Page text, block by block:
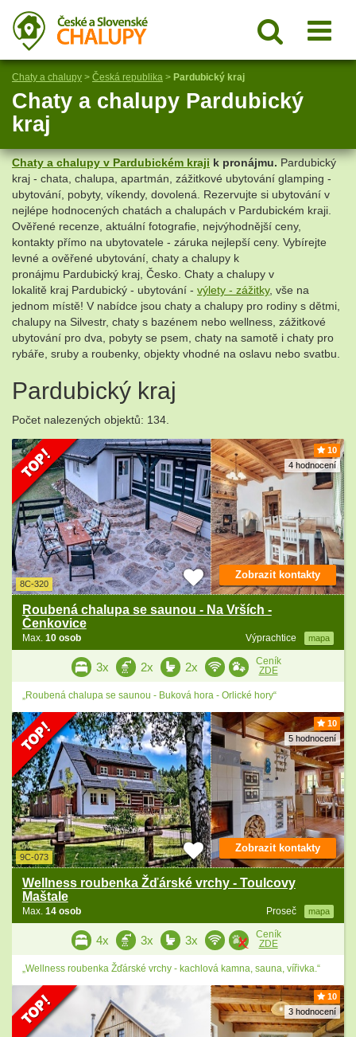
Chaty a chalupy > Česká republika > Pardubický kraj
Chaty a chalupy Pardubický
kraj
Chaty a chalupy v Pardubickém kraji k pronájmu. Pardubický
kraj - chata, chalupa, apartmán, zážitkové ubytování glamping -
ubytování, pobyty, víkendy, dovolená. Rezervujte si ubytování v
nejlépe hodnocených chatách a chalupách v Pardubickém kraji.
Ověřené recenze, aktuální fotografie, nejvýhodnější ceny,
kontakty přímo na ubytovatele - záruka nejlepší ceny. Vybírejte
levné a ověřené ubytování, chaty a chalupy k
pronájmu Pardubický kraj, Česko. Chaty a chalupy v
lokalitě kraj Pardubický - ubytování - výlety - zážitky, vše na
jednom místě! V nabídce jsou chaty a chalupy pro rodiny s dětmi,
chalupy na Silvestr, chaty s bazénem nebo wellness, zážitkové
ubytování pro dva, pobyty se psem, chaty na samotě i chaty pro
rybáře, sruby a roubenky, objekty vhodné na oslavu nebo svatbu.
Pardubický kraj
Počet nalezených objektů: 134.
10
4 hodnocení
8C-320
Roubená chalupa se saunou - Na Vrších -
Čenkovice
Výprachtice mapa
Max. 10 osob
Zobrazit kontakty
3x 2x 2x
Ceník
ZDE
„Roubená chalupa se saunou - Buková hora - Orlické hory“
10
5 hodnocení
9C-073
Wellness roubenka Žďárské vrchy - Toulcovy
Maštale
Proseč mapa
Max. 14 osob
Zobrazit kontakty
4x 3x 3x
Ceník
ZDE
„Wellness roubenka Žďárské vrchy - kachlová kamna, sauna, vířivka.“
10
3 hodnocení